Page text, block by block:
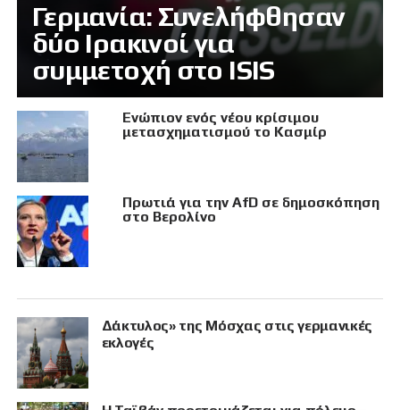
Γερμανία: Συνελήφθησαν
δύο Ιρακινοί για
συμμετοχή στο ISIS
Eνώπιον ενός νέου κρίσιμου
μετασχηματισμού το Κασμίρ
Πρωτιά για την AfD σε δημοσκόπηση
στο Βερολίνο
Δάκτυλος» της Μόσχας στις γερμανικές
εκλογές